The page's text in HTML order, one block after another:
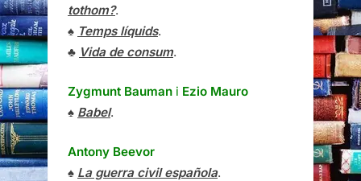
tothom?.
♠ Temps líquids.
♣ Vida de consum.
Zygmunt Bauman i Ezio Mauro
♠ Babel.
Antony Beevor
♠ La guerra civil española.